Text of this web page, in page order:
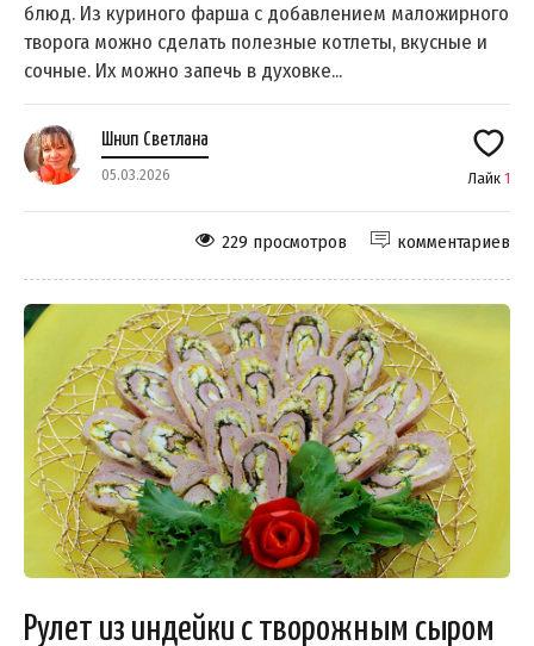
блюд. Из куриного фарша с добавлением маложирного
творога можно сделать полезные котлеты, вкусные и
сочные. Их можно запечь в духовке...
Шнип Светлана
05.03.2026 Лайк 1
комментариев
229 просмотров
Рулет из индейки с творожным сыром